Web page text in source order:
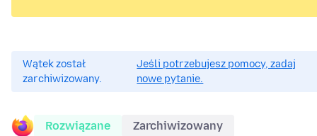
Wątek został
zarchiwizowany.
Jeśli potrzebujesz pomocy, zadaj
nowe pytanie.
Rozwiązane Zarchiwizowany